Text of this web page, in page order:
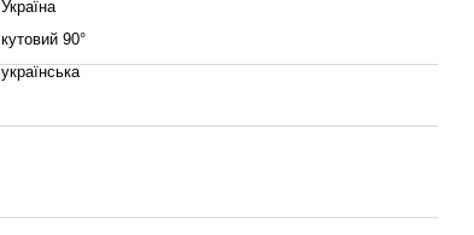
Україна
кутовий 90°
українська